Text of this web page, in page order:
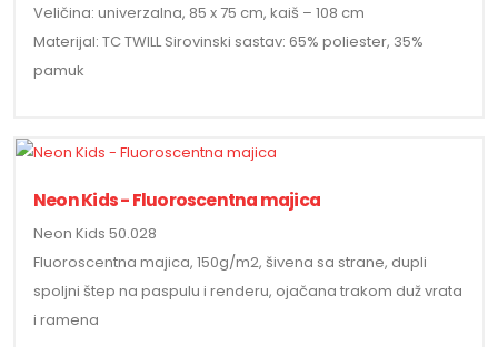
Veličina: univerzalna, 85 x 75 cm, kaiš – 108 cm
Materijal: TC TWILL Sirovinski sastav: 65% poliester, 35%
pamuk
Neon Kids - Fluoroscentna majica
Neon Kids 50.028
Fluoroscentna majica, 150g/m2, šivena sa strane, dupli
spoljni štep na paspulu i renderu, ojačana trakom duž vrata
i ramena